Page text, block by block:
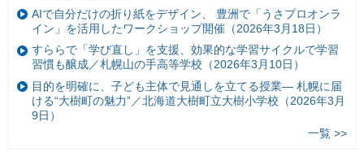
AIで自分だけの折り紙をデザイン、 豊洲で「うさプロオンラ
イン」を活用したワークショップ開催（2026年3月18日）
すららで「学び直し」を支援、効果的な学習サイクルで学習
習慣も醸成／札幌山の手高等学校（2026年3月10日）
目的を明確に、子ども主体で見通しを立てる授業— 札幌に届
ける“大樹町の魅力”／北海道大樹町立大樹小学校（2026年3月
9日）
一覧 >>